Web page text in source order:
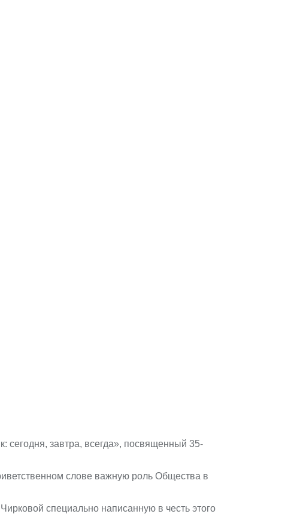
сегодня, завтра, всегда», посвященный 35-
слове важную роль Общества в
специально написанную в честь этого